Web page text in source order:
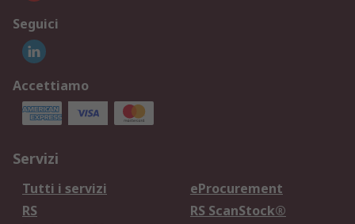
Seguici
Accettiamo
Servizi
Tutti i servizi
eProcurement
RS
RS ScanStock®